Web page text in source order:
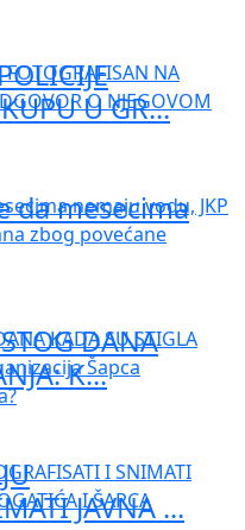
U GR...
da mesecima
DANA
K...
JAVNA ...